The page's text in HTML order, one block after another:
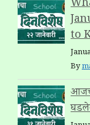
to
By